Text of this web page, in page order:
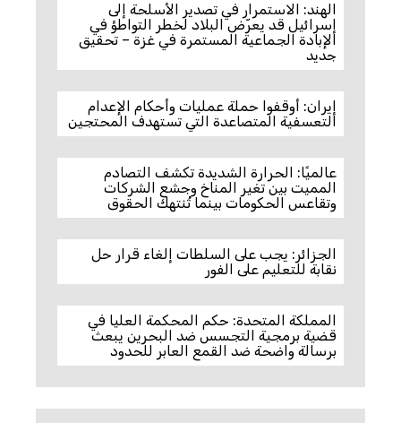
الهند: الاستمرار في تصدير الأسلحة إلى
إسرائيل قد يعرّض البلاد لخطر التواطؤ في
الإبادة الجماعية المستمرة في غزة – تحقيق
جديد
إيران: أوقفوا حملة عمليات وأحكام الإعدام
التعسفية المتصاعدة التي تستهدف المحتجين
عالميًا: الحرارة الشديدة تكشف التصادم
المميت بين تغير المناخ وجشع الشركات
وتقاعس الحكومات بينما تُنتهك الحقوق
الجزائر: يجب على السلطات إلغاء قرار حل
نقابة للتعليم على الفور
المملكة المتحدة: حكم المحكمة العليا في
قضية برمجية التجسس ضد البحرين يبعث
برسالة واضحة ضد القمع العابر للحدود